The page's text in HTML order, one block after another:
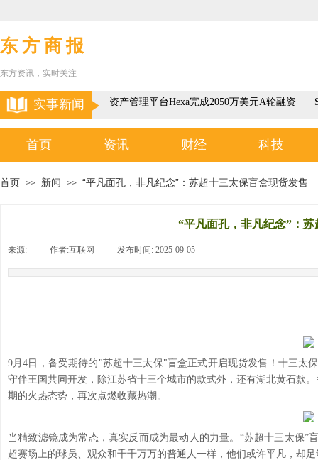
以色列3D元宇宙资产管理平台Hexa完成2050万美元A轮融资
东 方 商 报
实事新闻
东方资讯，实时关注
首页 资讯 财经 科技
首页 >> 新闻 >> “平凡面孔，非凡纪念”：苏超十三太保盲盒现货发售
“平凡面孔，非凡纪念”：
来源: 作者:互联网 发布时间: 2025-09-05
9月4日，备受期待的"苏超十三太保"盲盒正式开启现货发售！十三太
守伴王国共同开发，除江苏省十三个城市的款式外，还有湖北黄石款
期的火热态势，再次点燃收藏热潮。
当精致滤镜成为常态，真实反而成为最动人的力量。“苏超十三太保
超赛场上的球员、观众和千千万万的普通人一样，他们或许平凡，却